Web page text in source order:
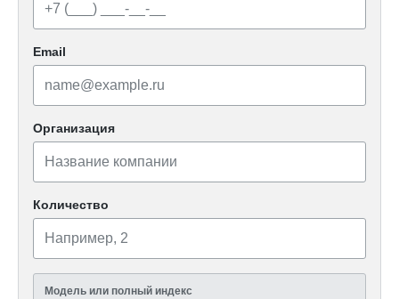
Email
Организация
Количество
Модель или полный индекс